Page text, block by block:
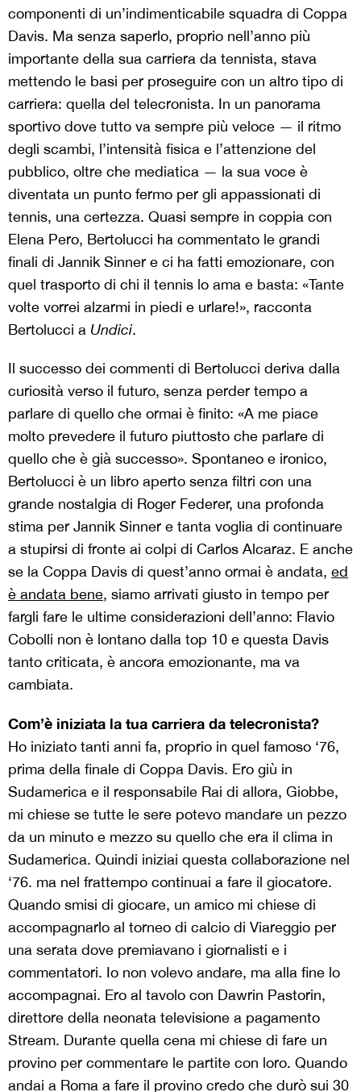
componenti di un’indimenticabile squadra di Coppa
Davis. Ma senza saperlo, proprio nell’anno più
importante della sua carriera da tennista, stava
mettendo le basi per proseguire con un altro tipo di
carriera: quella del telecronista. In un panorama
sportivo dove tutto va sempre più veloce — il ritmo
degli scambi, l’intensità fisica e l’attenzione del
pubblico, oltre che mediatica — la sua voce è
diventata un punto fermo per gli appassionati di
tennis, una certezza. Quasi sempre in coppia con
Elena Pero, Bertolucci ha commentato le grandi
finali di Jannik Sinner e ci ha fatti emozionare, con
quel trasporto di chi il tennis lo ama e basta: «Tante
volte vorrei alzarmi in piedi e urlare!», racconta
Bertolucci a Undici.
Il successo dei commenti di Bertolucci deriva dalla
curiosità verso il futuro, senza perder tempo a
parlare di quello che ormai è finito: «A me piace
molto prevedere il futuro piuttosto che parlare di
quello che è già successo». Spontaneo e ironico,
Bertolucci è un libro aperto senza filtri con una
grande nostalgia di Roger Federer, una profonda
stima per Jannik Sinner e tanta voglia di continuare
a stupirsi di fronte ai colpi di Carlos Alcaraz. E anche
se la Coppa Davis di quest’anno ormai è andata, ed
è andata bene, siamo arrivati giusto in tempo per
fargli fare le ultime considerazioni dell’anno: Flavio
Cobolli non è lontano dalla top 10 e questa Davis
tanto criticata, è ancora emozionante, ma va
cambiata.
Com’è iniziata la tua carriera da telecronista?
Ho iniziato tanti anni fa, proprio in quel famoso ‘76,
prima della finale di Coppa Davis. Ero giù in
Sudamerica e il responsabile Rai di allora, Giobbe,
mi chiese se tutte le sere potevo mandare un pezzo
da un minuto e mezzo su quello che era il clima in
Sudamerica. Quindi iniziai questa collaborazione nel
‘76. ma nel frattempo continuai a fare il giocatore.
Quando smisi di giocare, un amico mi chiese di
accompagnarlo al torneo di calcio di Viareggio per
una serata dove premiavano i giornalisti e i
commentatori. Io non volevo andare, ma alla fine lo
accompagnai. Ero al tavolo con Dawrin Pastorin,
direttore della neonata televisione a pagamento
Stream. Durante quella cena mi chiese di fare un
provino per commentare le partite con loro. Quando
andai a Roma a fare il provino credo che durò sui 30